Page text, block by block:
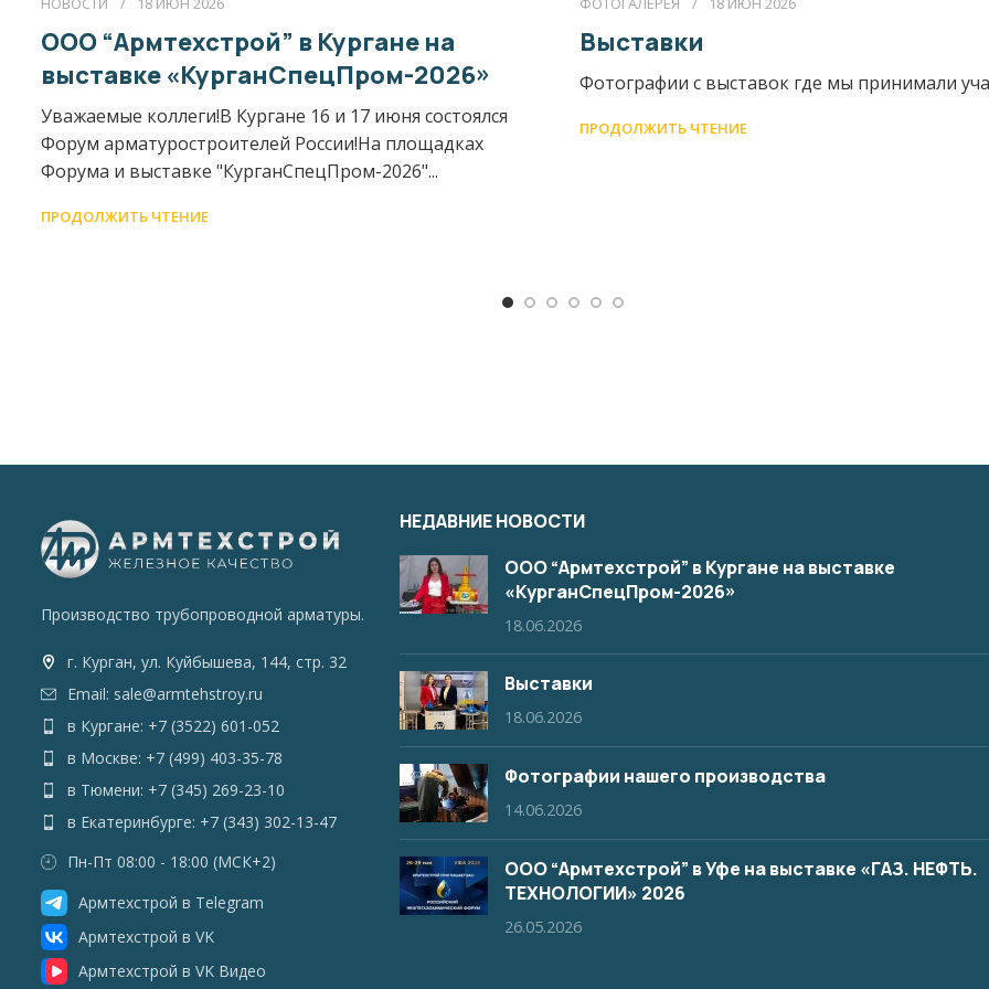
ООО “Армтехстрой” в Кургане на
выставке «КурганСпецПром-2026»
Уважаемые коллеги!В Кургане 16 и 17 июня состоялся
Форум арматуростроителей России!На площадках
Форума и выставке "КурганСпецПром-2026"...
ПРОДОЛЖИТЬ ЧТЕНИЕ
Выставки
Фотографии с выставок где мы принимали
ПРОДОЛЖИТЬ ЧТЕНИЕ
Производство трубопроводной арматуры.
г. Курган, ул. Куйбышева, 144, стр. 32
Email: sale@armtehstroy.ru
в Кургане: +7 (3522) 601-052
в Москве: +7 (499) 403-35-78
в Тюмени: +7 (345) 269-23-10
в Екатеринбурге: +7 (343) 302-13-47
Пн-Пт 08:00 - 18:00 (МСК+2)
Армтехстрой в Telegram
Армтехстрой в VK
Армтехстрой в VK Видео
НЕДАВНИЕ НОВОСТИ
ООО “Армтехстрой” в Кургане на выставке
«КурганСпецПром-2026»
18.06.2026
Выставки
18.06.2026
Фотографии нашего производства
14.06.2026
ООО “Армтехстрой” в Уфе на выставке «ГАЗ. НЕФТЬ.
ТЕХНОЛОГИИ» 2026
26.05.2026